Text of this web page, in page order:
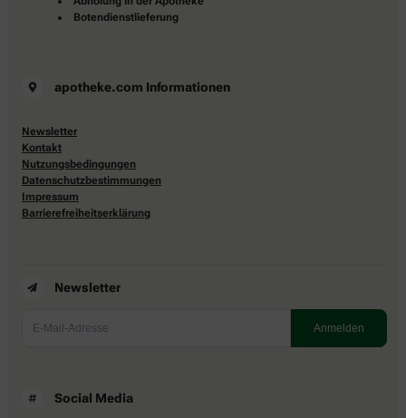
Botendienstlieferung
apotheke.com Informationen
Newsletter
Kontakt
Nutzungsbedingungen
Datenschutzbestimmungen
Impressum
Barrierefreiheitserklärung
Newsletter
Social Media